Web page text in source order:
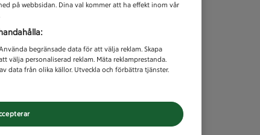
på webbsidan. Dina val kommer att ha effekt inom vår
begränsade data för att välja reklam. Skapa
välja personaliserad reklam. Mäta reklamprestanda.
data från olika källor. Utveckla och förbättra tjänster.